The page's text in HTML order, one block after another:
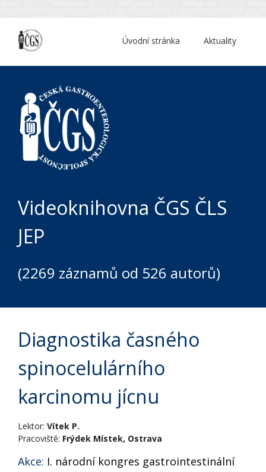
Aktuality
Úvodní stránka
Videoknihovna ČGS ČLS
JEP
(2269 záznamů od 526 autorů)
Diagnostika časného
spinocelulárního
karcinomu jícnu
Lektor: Vítek P.
Pracoviště: Frýdek Místek, Ostrava
Akce: I. národní kongres gastrointestinální